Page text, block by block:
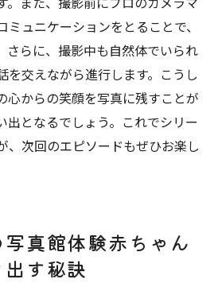
ミュニケーションをとることで、
さらに、撮影中も自然体でいられ
を交えながら進行します。こうし
心からの笑顔を写真に残すことが
出となるでしょう。これでシリー
、次回のエピソードもぜひお楽し
真館体験赤ちゃん
す秘訣